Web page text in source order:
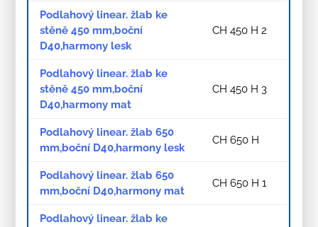
Podlahový linear. žlab ke
stěně 450 mm,boční
D40,harmony lesk
CH 450 H 2
Podlahový linear. žlab ke
stěně 450 mm,boční
D40,harmony mat
CH 450 H 3
Podlahový linear. žlab 650
mm,boční D40,harmony lesk
CH 650 H
Podlahový linear. žlab 650
mm,boční D40,harmony mat
CH 650 H 1
Podlahový linear. žlab ke